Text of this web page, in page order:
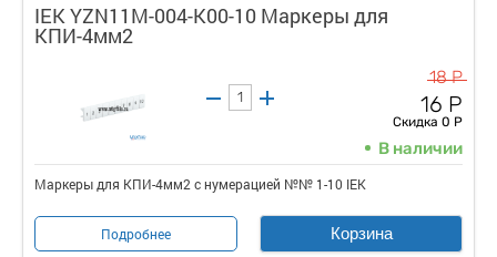
IEK YZN11M-004-K00-10 Маркеры для
КПИ-4мм2
18 Р
16 Р
Скидка 0 Р
В наличии
Маркеры для КПИ-4мм2 с нумерацией №№ 1-10 IEK
Подробнее Корзина